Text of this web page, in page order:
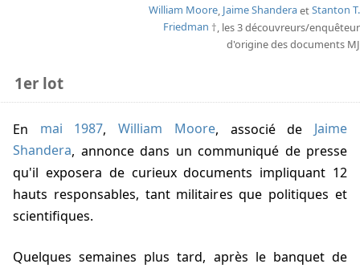
William Moore Jaime ShanderaetStanton T.
Friedman
, les 3 découvreurs/enquêteur
d'origine des documents MJ
1er lot
En mai 1987,William Moore, associé de Jaime
Shandera, annonce dans un communiqué de presse
qu'il exposera de curieux documents impliquant 12
hauts responsables, tant militaires que politiques et
scientifiques.
Quelques semaines plus tard, après le banquet de